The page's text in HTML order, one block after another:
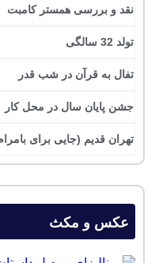
نقد و بررسی همستر کامبت
تولد 32 سالگی
تفال به قرآن در شب قدر
جشن پایان سال در محل کار
تهران قدیم (جایی برای
عکس و مکث